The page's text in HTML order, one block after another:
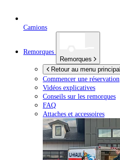
Camions
Remorques
Remorques
Retour au menu principal
Commencer une réservation
Vidéos explicatives
Conseils sur les remorques
FAQ
Attaches et accessoires